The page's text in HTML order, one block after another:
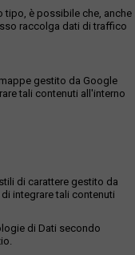
tipo, è possibile che, anche
raccolga dati di traffico
gestito da Google
tali contenuti all'interno
di carattere gestito da
integrare tali contenuti
di Dati secondo